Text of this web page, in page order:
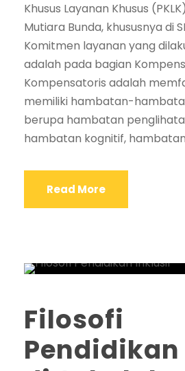
Khusus Layanan Khusus
Mutiara Bunda, khususnya di
Komitmen layanan yang
adalah pada bagian
Kompensatoris adalah
memiliki hambatan-
berupa hambatan
hambatan kognitif,
Read More
Filosofi